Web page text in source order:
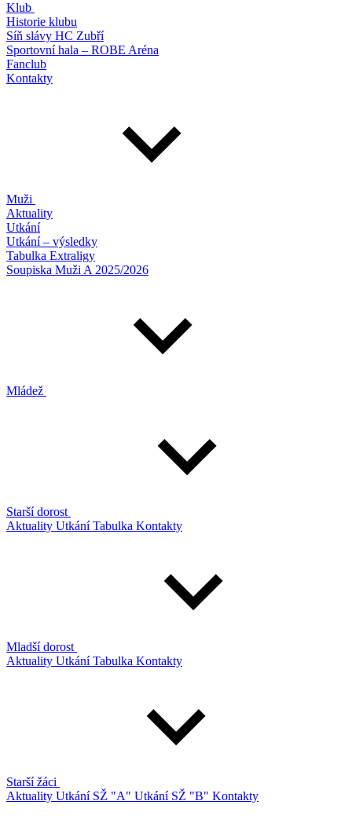
Klub
Historie klubu
Síň slávy HC Zubří
Sportovní hala – ROBE Aréna
Fanclub
Kontakty
Muži
Aktuality
Utkání
Utkání – výsledky
Tabulka Extraligy
Soupiska Muži A 2025/2026
Mládež
Starší dorost
Aktuality UtkáníTabulka Kontakty
Mladší dorost
Aktuality UtkáníTabulka Kontakty
Starší žáci
Aktuality Utkání SŽ "A" Utkání SŽ "B" Kontakty